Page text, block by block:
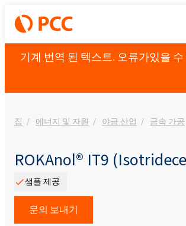
기계 번역 된 텍스트. 오류가있을
집 에너지 및 자원 야금 산업 금속 가공
ROKAnol® IT9
샘플 제공
문의 보내기